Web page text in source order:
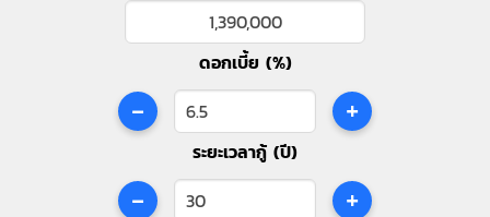
ดอกเบี้ย (%)
- +
ระยะเวลากู้ (ปี)
- +